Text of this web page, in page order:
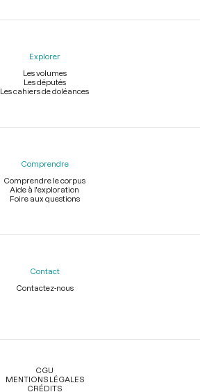
Explorer
Les volumes
Les députés
Les cahiers de doléances
Comprendre
Comprendre le corpus
Aide à l'exploration
Foire aux questions
Contact
Contactez-nous
CGU
MENTIONS LÉGALES
CRÉDITS